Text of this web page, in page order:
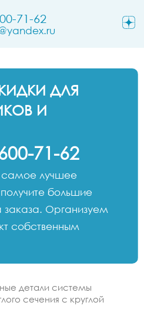
71-62
ДЛЯ
И
71-62
лучшее
большие
заказа. Организуем
собственным
детали системы
сечения с круглой